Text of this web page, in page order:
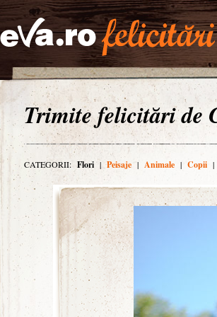
Trimite felicitări de
CATEGORII: Flori | Peisaje | Animale | Copii |